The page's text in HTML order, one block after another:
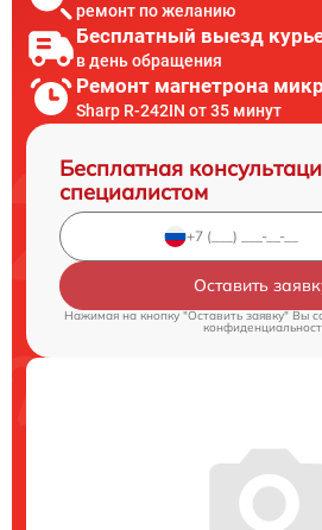
ремонт по желанию
Бесплатный выезд
в день обращения
Ремонт магнетрона
Sharp R-242IN от 35 минут
Бесплатная
специалистом
Оставить
Нажимая на кнопку "Оставить заявку" Вы